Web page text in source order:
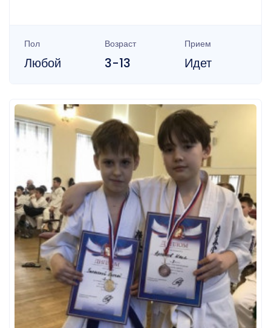
Пол
Любой
Возраст
3-13
Прием
Идет